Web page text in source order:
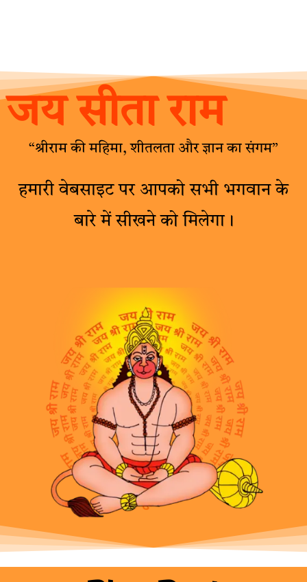
जय सीता राम
“श्रीराम की महिमा, शीतलता और ज्ञान का संगम”
हमारी वेबसाइट पर आपको सभी भगवान के
बारे में सीखने को मिलेगा।